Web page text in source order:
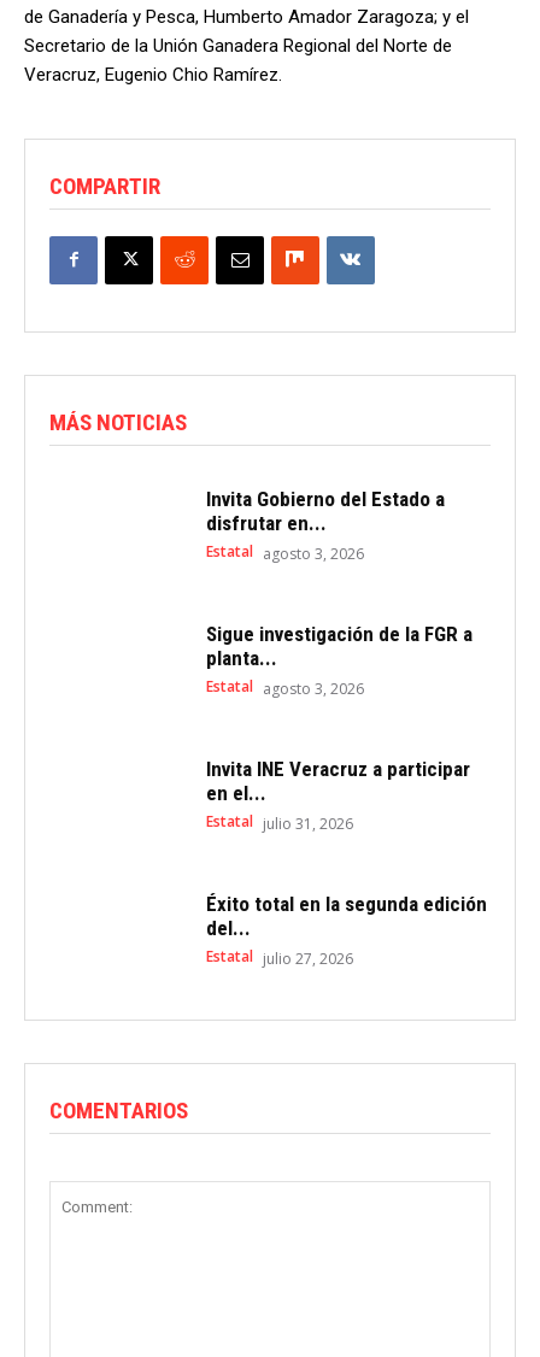
de Ganadería y Pesca, Humberto Amador Zaragoza; y el
Secretario de la Unión Ganadera Regional del Norte de
Veracruz, Eugenio Chio Ramírez.
COMPARTIR
MÁS NOTICIAS
Invita Gobierno del Estado a
disfrutar en...
Estatal agosto 3, 2026
Sigue investigación de la FGR a
planta...
Estatal agosto 3, 2026
Invita INE Veracruz a participar
en el...
Estatal julio 31, 2026
Éxito total en la segunda edición
del...
Estatal julio 27, 2026
COMENTARIOS